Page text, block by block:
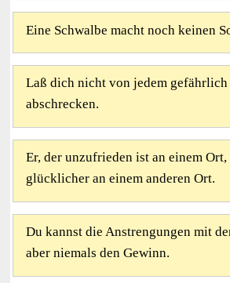
Eine Schwalbe macht noch keinen
Laß dich nicht von jedem gefährlich
abschrecken.
Er, der unzufrieden ist an einem
glücklicher an einem anderen Ort.
Du kannst die Anstrengungen mit
aber niemals den Gewinn.